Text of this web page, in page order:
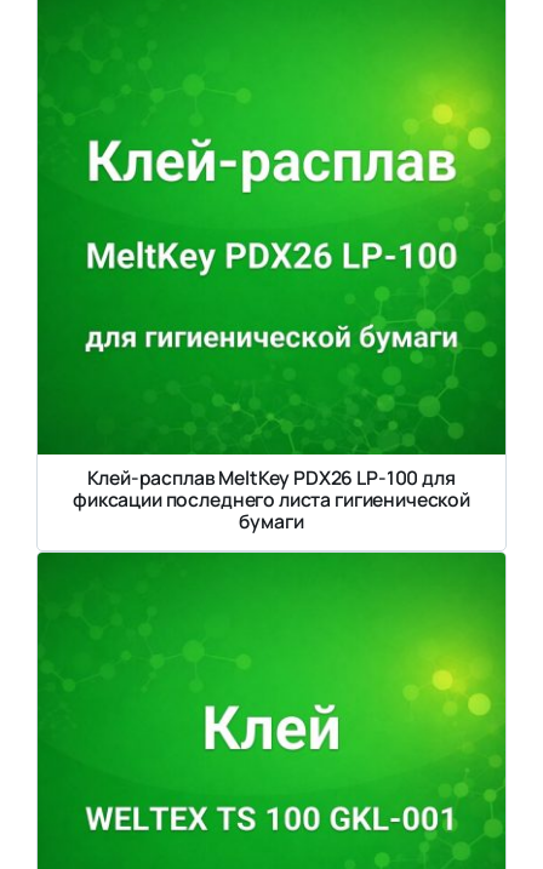
Клей-расплав MeltKey PDX26 LP-100 для
фиксации последнего листа гигиенической
бумаги